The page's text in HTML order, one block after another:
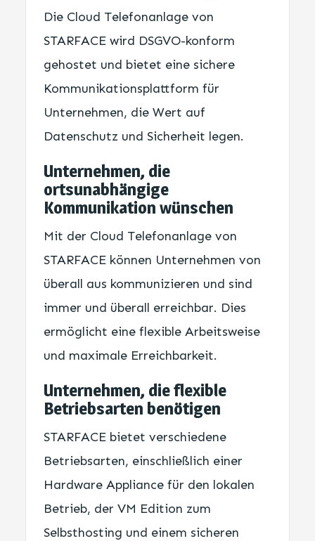
Die Cloud Telefonanlage von
STARFACE wird DSGVO-konform
gehostet und bietet eine sichere
Kommunikationsplattform für
Unternehmen, die Wert auf
Datenschutz und Sicherheit legen.
Unternehmen, die
ortsunabhängige
Kommunikation wünschen
Mit der Cloud Telefonanlage von
STARFACE können Unternehmen von
überall aus kommunizieren und sind
immer und überall erreichbar. Dies
ermöglicht eine flexible Arbeitsweise
und maximale Erreichbarkeit.
Unternehmen, die flexible
Betriebsarten benötigen
STARFACE bietet verschiedene
Betriebsarten, einschließlich einer
Hardware Appliance für den lokalen
Betrieb, der VM Edition zum
Selbsthosting und einem sicheren